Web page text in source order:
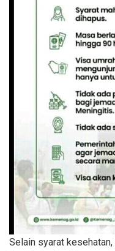
Selain syarat